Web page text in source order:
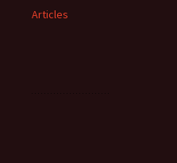
Articles